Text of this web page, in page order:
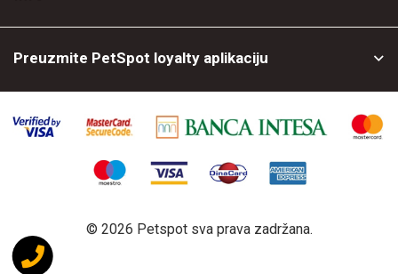
Preuzmite PetSpot loyalty aplikaciju
© 2026 Petspot sva prava zadržana.